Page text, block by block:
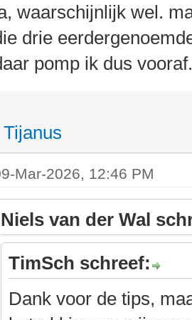
waarschijnlijk wel.
drie
pomp ik dus
Tijanus
Mar-2026, 12:46 PM
Niels van der Wal
TimSch schreef:
Dank voor de tips,